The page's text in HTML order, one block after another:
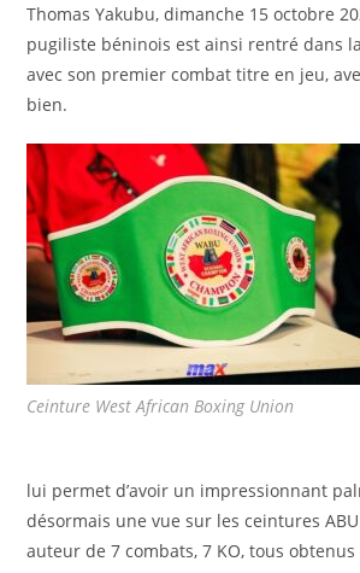
Thomas Yakubu, dimanche 15 octobre
pugiliste béninois est ainsi rentré dans
avec son premier combat titre en jeu,
bien.
Ceinture West African Boxing Union
lui permet d’avoir un impressionnant
désormais une vue sur les ceintures
auteur de 7 combats, 7 KO, tous obtenus